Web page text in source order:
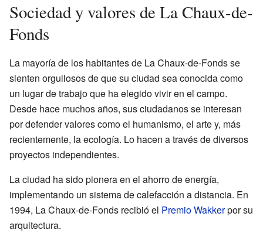
Sociedad y valores de La Chaux-de-
Fonds
La mayoría de los habitantes de La Chaux-de-Fonds se
sienten orgullosos de que su ciudad sea conocida como
un lugar de trabajo que ha elegido vivir en el campo.
Desde hace muchos años, sus ciudadanos se interesan
por defender valores como el humanismo, el arte y, más
recientemente, la ecología. Lo hacen a través de diversos
proyectos independientes.
La ciudad ha sido pionera en el ahorro de energía,
implementando un sistema de calefacción a distancia. En
1994, La Chaux-de-Fonds recibió el Premio Wakkerpor su
arquitectura.